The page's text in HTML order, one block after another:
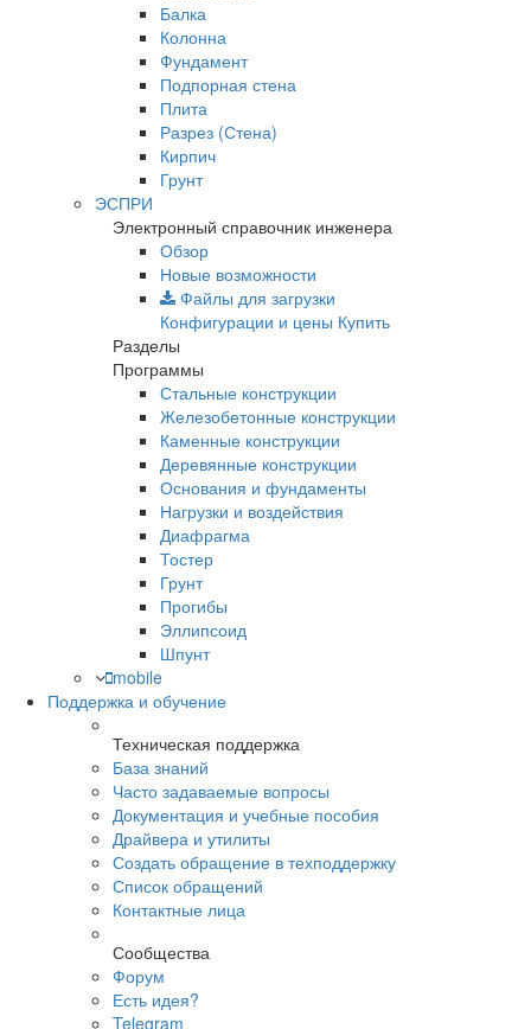
Балка
Колонна
Фундамент
Подпорная стена
Плита
Разрез (Стена)
Кирпич
Грунт
ЭСПРИ
Электронный справочник инженера
Обзор
Новые возможности
Файлы для загрузки
Конфигурации и цены Купить
Разделы
Программы
Стальные конструкции
Железобетонные конструкции
Каменные конструкции
Деревянные конструкции
Основания и фундаменты
Нагрузки и воздействия
Диафрагма
Тостер
Грунт
Прогибы
Эллипсоид
Шпунт
mobile
Поддержка и обучение
Техническая поддержка
База знаний
Часто задаваемые вопросы
Документация и учебные пособия
Драйвера и утилиты
Создать обращение в техподдержку
Список обращений
Контактные лица
Сообщества
Форум
Есть идея?
Telegram